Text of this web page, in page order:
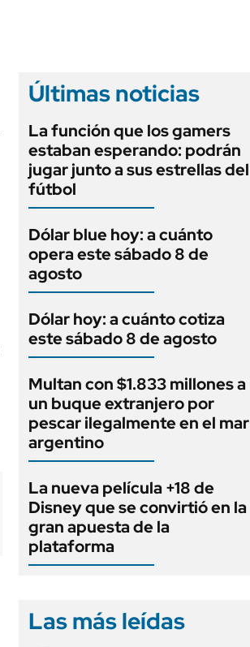
Últimas noticias
La función que los gamers
estaban esperando: podrán
jugar junto a sus estrellas del
fútbol
Dólar blue hoy: a cuánto
opera este sábado 8 de
agosto
Dólar hoy: a cuánto cotiza
este sábado 8 de agosto
Multan con $1.833 millones a
un buque extranjero por
pescar ilegalmente en el mar
argentino
La nueva película +18 de
Disney que se convirtió en la
gran apuesta de la
plataforma
Las más leídas